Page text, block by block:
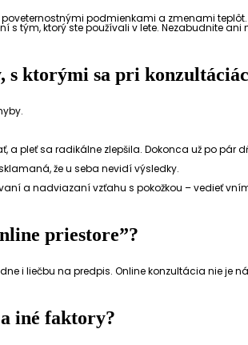
podmienkami a zmenami
tým, ktorý ste používali v lete. Nezabudnite
s ktorými sa pri
a pleť sa radikálne zlepšila. Dokonca už po pár
že u seba nevidí výsledky.
a nadviazaní vzťahu s pokožkou – vedieť
priestore”?
i liečbu na predpis. Online konzultácia nie je
iné faktory?